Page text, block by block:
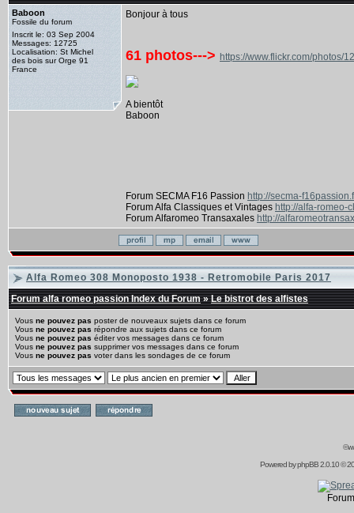
Baboon
Fossile du forum
Inscrit le: 03 Sep 2004
Messages: 12725
Localisation: St Michel
des bois sur Orge 91
France
Bonjour à tous
61 photos---> https://www.flickr.com/photos/
A bientôt
Baboon
Forum SECMA F16 Passion http://secma-
Forum Alfa Classiques et Vintages http://alfa-romeo-
Forum Alfaromeo Transaxales http://
Alfa Romeo 308 Monoposto 1938 - Retromobile Paris 2017
Forum alfa romeo passion Index du Forum»Le bistrot des alfistes
Vous ne pouvez pas poster de nouveaux sujets dans ce forum
Vous ne pouvez pas répondre aux sujets dans ce forum
Vous ne pouvez pas éditer vos messages dans ce forum
Vous ne pouvez pas supprimer vos messages dans ce forum
Vous ne pouvez pas voter dans les sondages de ce forum
Powered byphpBB2.0.10 ©